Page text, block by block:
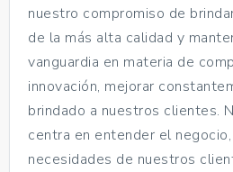
nuestro compromiso de
de la más alta calidad y
vanguardia en materia de
innovación, mejorar
brindado a nuestros clientes.
centra en entender el
necesidades de nuestros